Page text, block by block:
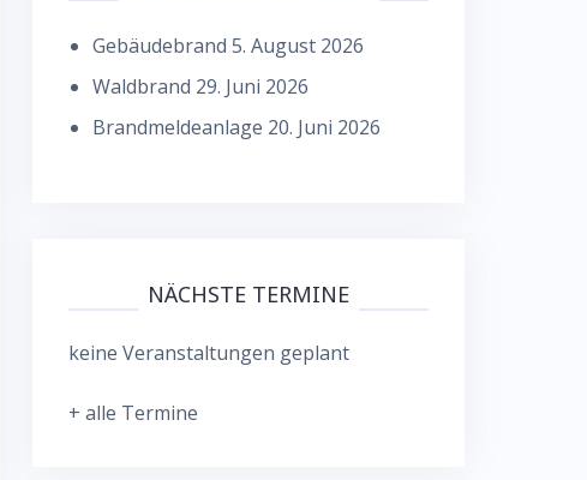
Gebäudebrand 5. August 2026
Waldbrand 29. Juni 2026
Brandmeldeanlage 20. Juni 2026
NÄCHSTE TERMINE
keine Veranstaltungen geplant
+ alle Termine